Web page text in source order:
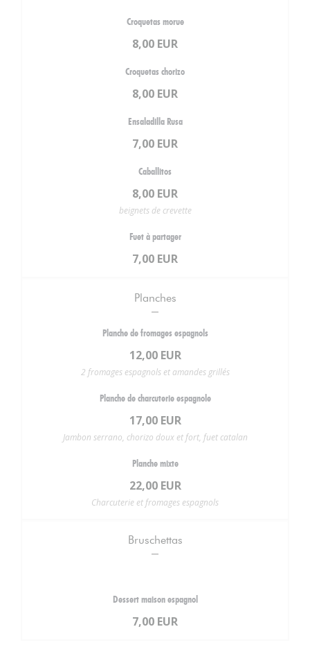
Croquetas morue
8,00 EUR
Croquetas chorizo
8,00 EUR
Ensaladilla Rusa
7,00 EUR
Caballitos
8,00 EUR
beignets de crevette
Fuet à partager
7,00 EUR
Planches
Planche de fromages espagnols
12,00 EUR
2 fromages espagnols et amandes grillés
Planche de charcuterie espagnole
17,00 EUR
Jambon serrano, chorizo doux et fort, fuet catalan
Planche mixte
22,00 EUR
Charcuterie et fromages espagnols
Bruschettas
Dessert maison espagnol
7,00 EUR